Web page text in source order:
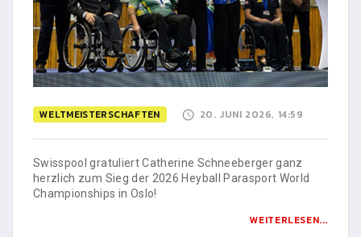
WELTMEISTERSCHAFTEN 20. JUNI 2026, 14:59
Swisspool gratuliert Catherine Schneeberger ganz
herzlich zum Sieg der 2026 Heyball Parasport World
Championships in Oslo!
WEITERLESEN...